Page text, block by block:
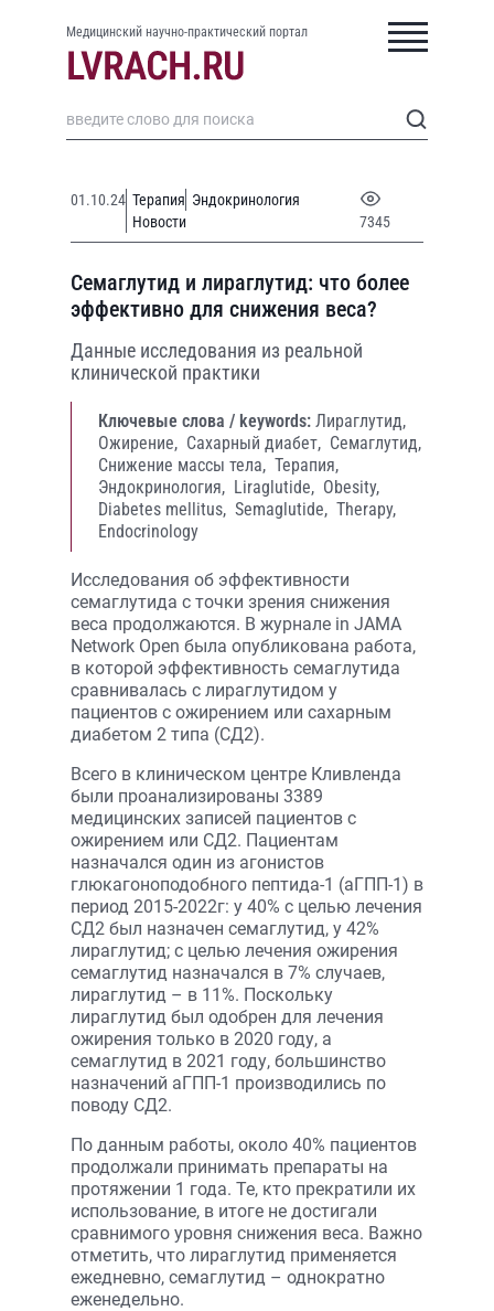
Медицинский научно-практический портал
01.10.24 Терапия Эндокринология
Новости
7345
Семаглутид и лираглутид: что более
эффективно для снижения веса?
Данные исследования из реальной
клинической практики
Ключевые слова / keywords: Лираглутид,
Ожирение, Сахарный диабет, Семаглутид,
Снижение массы тела, Терапия,
Эндокринология, Liraglutide, Obesity,
Diabetes mellitus, Semaglutide, Therapy,
Endocrinology
Исследования об эффективности
семаглутида с точки зрения снижения
веса продолжаются. В журнале in JAMA
Network Open была опубликована работа,
в которой эффективность семаглутида
сравнивалась с лираглутидом у
пациентов с ожирением или сахарным
диабетом 2 типа (СД2).
Всего в клиническом центре Кливленда
были проанализированы 3389
медицинских записей пациентов с
ожирением или СД2. Пациентам
назначался один из агонистов
глюкагоноподобного пептида-1 (аГПП-1) в
период 2015-2022г: у 40% с целью лечения
СД2 был назначен семаглутид, у 42%
лираглутид; с целью лечения ожирения
семаглутид назначался в 7% случаев,
лираглутид – в 11%. Поскольку
лираглутид был одобрен для лечения
ожирения только в 2020 году, а
семаглутид в 2021 году, большинство
назначений аГПП-1 производились по
поводу СД2.
По данным работы, около 40% пациентов
продолжали принимать препараты на
протяжении 1 года. Те, кто прекратили их
использование, в итоге не достигали
сравнимого уровня снижения веса. Важно
отметить, что лираглутид применяется
ежедневно, семаглутид – однократно
еженедельно.